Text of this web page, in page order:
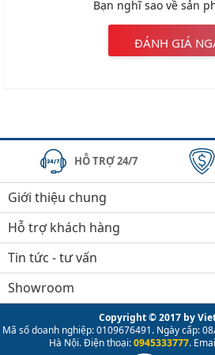
Bạn nghĩ sao về sản
ĐÁNH GIÁ
HỖ TRỢ 24/7
Giới thiệu chung
Hỗ trợ khách hàng
Tin tức - tư vấn
Showroom
Copyright © 2017 by
Mã số doanh nghiệp: 0109676491. Ngày cấp:
Hà Nội. Điện thoại:0945333777.